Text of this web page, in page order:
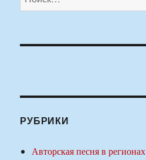
РУБРИКИ
Авторская песня в регионах